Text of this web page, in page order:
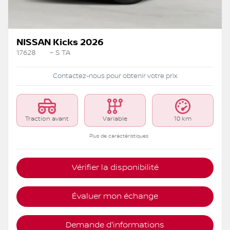
NISSAN Kicks 2026
17628 – S TA
Contactez-nous pour obtenir votre prix
Traction avant Variable 10 km
Plus de caractéristiques
Vérifier la disponibilité
Évaluer mon échange
Demande d'informations